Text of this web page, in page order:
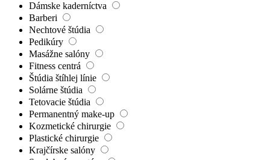
Dámske kaderníctva
Barberi
Nechtové štúdia
Pedikúry
Masážne salóny
Fitness centrá
Štúdia štíhlej línie
Solárne štúdia
Tetovacie štúdia
Permanentný make-up
Kozmetické chirurgie
Plastické chirurgie
Krajčírske salóny